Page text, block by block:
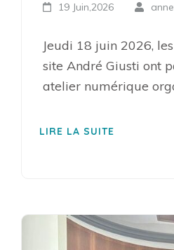
19 Juin,2026
Jeudi 18 juin 2026,
site André Giusti ont
atelier numérique
LIRE LA SUITE